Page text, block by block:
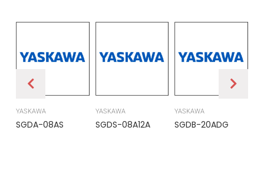
YASKAWA
SGDA-08AS
YASKAWA
SGDS-08A12A
YASKAWA
SGDB-20ADG